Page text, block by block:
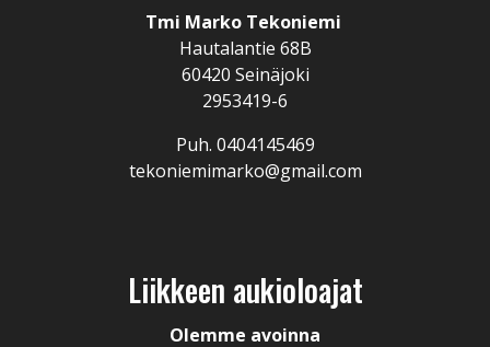
Tmi Marko Tekoniemi
Hautalantie 68B
60420 Seinäjoki
2953419-6
Puh. 0404145469
tekoniemimarko@gmail.com
Liikkeen aukioloajat
Olemme avoinna